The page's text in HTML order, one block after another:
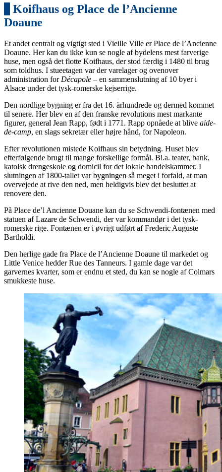
Koifhaus og Place de l’Ancienne
Doaune
Et andet centralt og vigtigt sted i Vieille Ville er Place de l’Ancienne
Doaune. Her kan du ikke kun se nogle af bydelens mest farverige
huse, men også det flotte Koifhaus, der stod færdig i 1480 til brug
som toldhus. I stueetagen var der varelager og ovenover
administration for Décapole – en sammenslutning af 10 byer i
Alsace under det tysk-romerske kejserrige.
Den nordlige bygning er fra det 16. århundrede og dermed kommet
til senere. Her blev en af den franske revolutions mest markante
figurer, general Jean Rapp, født i 1771. Rapp opnåede at blive aide-
de-camp, en slags sekretær eller højre hånd, for Napoleon.
Efter revolutionen mistede Koifhaus sin betydning. Huset blev
efterfølgende brugt til mange forskellige formål. Bl.a. teater, bank,
katolsk drengeskole og domicil for det lokale handelskammer. I
slutningen af 1800-tallet var bygningen så meget i forfald, at man
overvejede at rive den ned, men heldigvis blev det besluttet at
renovere den.
På Place de’l Ancienne Douane kan du se Schwendi-fontænen med
statuen af Lazare de Schwendi, der var kommandør i det tysk-
romerske rige. Fontænen er i øvrigt udført af Frederic Auguste
Bartholdi.
Den herlige gade fra Place de l’Ancienne Doaune til markedet og
Little Venice hedder Rue des Tanneurs. I gamle dage var det
garvernes kvarter, som er endnu et sted, du kan se nogle af Colmars
smukkeste huse.